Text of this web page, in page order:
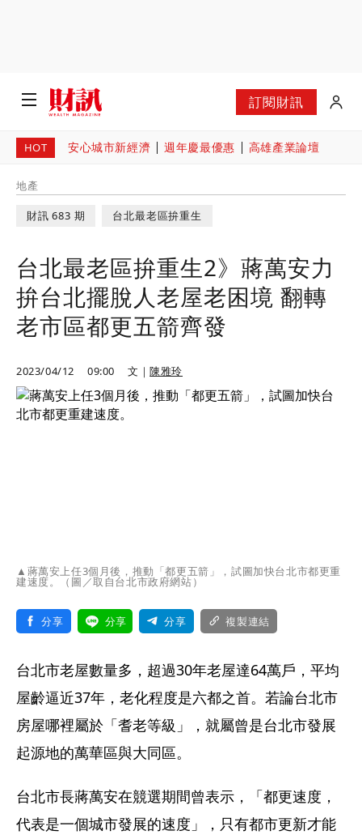
訂閱財訊
HOT 安心城市新經濟 週年慶最優惠 高雄產業論壇
地產
財訊 683 期 台北最老區拚重生
台北最老區拚重生2》蔣萬安力
拚台北擺脫人老屋老困境 翻轉
老市區都更五箭齊發
2023/04/12 09:00 文｜陳雅玲
▲蔣萬安上任3個月後，推動「都更五箭」，試圖加快台北市都更重
建速度。（圖／取自台北市政府網站）
分享 分享 分享 複製連結
台北市老屋數量多，超過30年老屋達64萬戶，平均
屋齡逼近37年，老化程度是六都之首。若論台北市
房屋哪裡屬於「耆老等級」，就屬曾是台北市發展
起源地的萬華區與大同區。
台北市長蔣萬安在競選期間曾表示，「都更速度，
代表是一個城市發展的速度」，只有都市更新才能